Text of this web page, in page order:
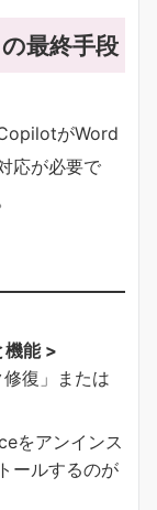
最終手段
がWord
応が必要で
機能 >
復」または
をアンインス
ールするのが